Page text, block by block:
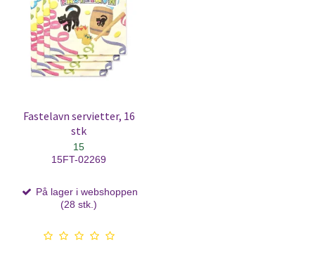
Fastelavn servietter, 16
stk
15
15FT-02269
På lager i webshoppen
(28 stk.)